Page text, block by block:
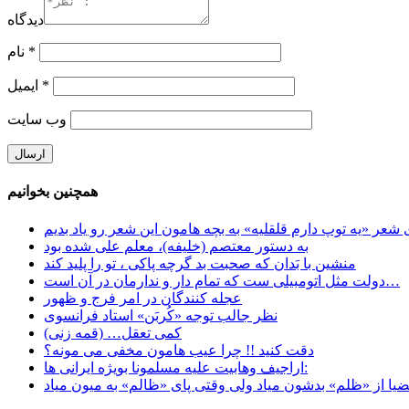
دیدگاه
*
*
وب‌ سایت
همچنین بخوانیم
شعر «یه توپ دارم قلقلیه» به بچه هامون این شعر رو یاد بدیم
به دستور معتصم (خلیفه)، معلم علی شده بود
منشین با بَدان که صحبت بد گرچه پاکی ، تو را پلید کند
دولت مثل اتومبیلی ست که تمام دار و ندارمان در آن است…
عجله کنندگان در امر فرج و ظهور
نظر جالب توجه «کُربَن» استاد فرانسوی
کمی تعقل… (قمه زنی)
دقت کنید !! چرا عیب هامون مخفی می مونه؟
اراجیف وهابیت علیه مسلمونا بویژه ایرانی ها: